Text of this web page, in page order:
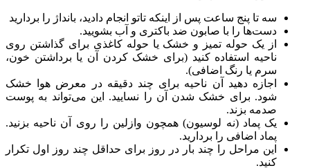
سه تا پنج ساعت پس از اینکه تاتو انجام دادید، بانداژ را بردارید
دست‌ها را با صابون ضد باکتری و آب بشویید.
از یک حوله تمیز و خشک یا حوله کاغذی برای گذاشتن روی
ناحیه استفاده کنید (برای خشک کردن آن یا برداشتن خون،
سرم یا رنگ اضافی).
اجازه دهید آن ناحیه برای چند دقیقه در معرض هوا خشک
شود. برای خشک شدن آن را نسایید. این می‌تواند به پوست
صدمه بزند.
یک پماد (نه لوسیون) همچون وازلین را روی آن ناحیه بزنید.
پماد اضافی را بردارید.
این مراحل را چند بار در روز برای حداقل چند روز اول تکرار
کنید.